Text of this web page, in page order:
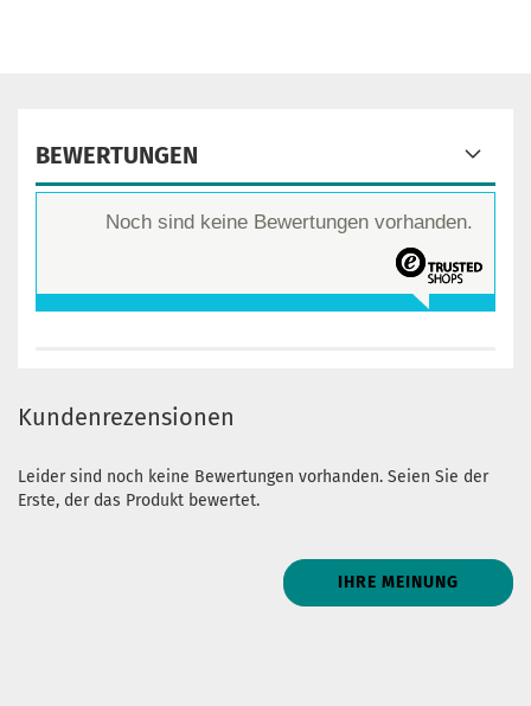
BEWERTUNGEN
Noch sind keine Bewertungen vorhanden.
Kundenrezensionen
Leider sind noch keine Bewertungen vorhanden. Seien Sie der
Erste, der das Produkt bewertet.
IHRE MEINUNG